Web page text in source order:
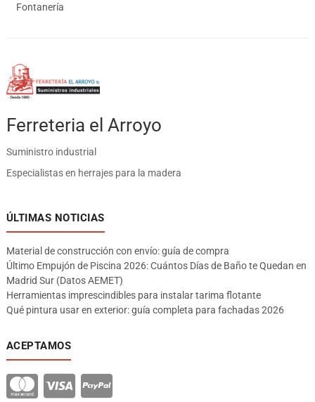
Fontanería
Ferreteria el Arroyo
Suministro industrial
Especialistas en herrajes para la madera
ÚLTIMAS NOTICIAS
Material de construcción con envío: guía de compra
Último Empujón de Piscina 2026: Cuántos Días de Baño te Quedan en
Madrid Sur (Datos AEMET)
Herramientas imprescindibles para instalar tarima flotante
Qué pintura usar en exterior: guía completa para fachadas 2026
ACEPTAMOS